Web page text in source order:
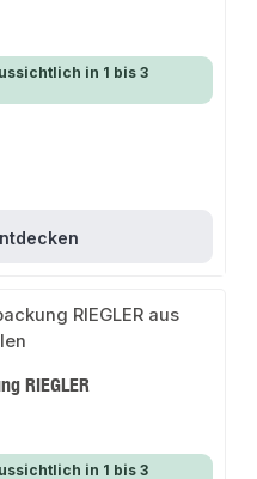
in 1 bis 3
RIEGLER
in 1 bis 3